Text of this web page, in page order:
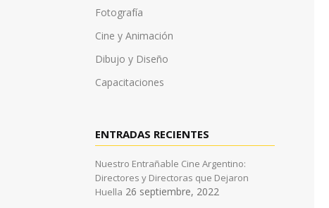
Fotografía
Cine y Animación
Dibujo y Diseño
Capacitaciones
ENTRADAS RECIENTES
Nuestro Entrañable Cine Argentino:
Directores y Directoras que Dejaron
Huella 26 septiembre, 2022